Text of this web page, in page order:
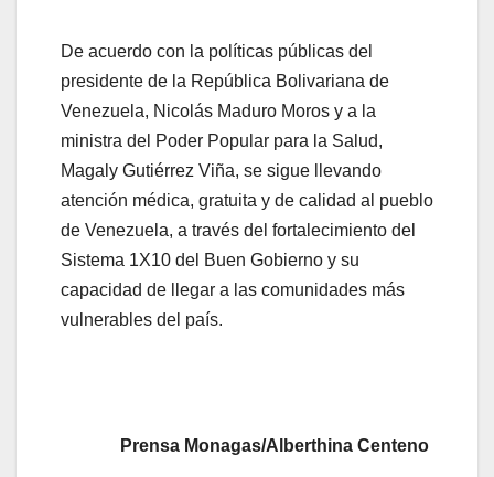
De acuerdo con la políticas públicas del
presidente de la República Bolivariana de
Venezuela, Nicolás Maduro Moros y a la
ministra del Poder Popular para la Salud,
Magaly Gutiérrez Viña, se sigue llevando
atención médica, gratuita y de calidad al pueblo
de Venezuela, a través del fortalecimiento del
Sistema 1X10 del Buen Gobierno y su
capacidad de llegar a las comunidades más
vulnerables del país.
Prensa Monagas/Alberthina Centeno